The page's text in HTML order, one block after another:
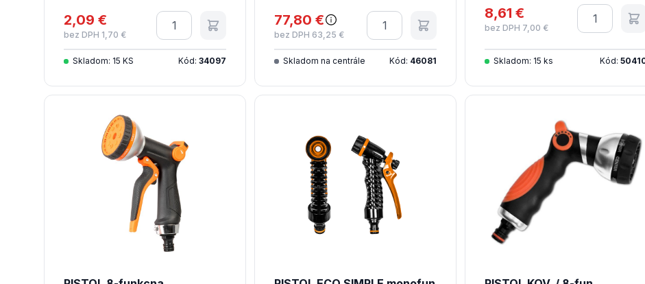
2,09 €
bez DPH 1,70 €
Množstvo
Skladom: 15 KS Kód: 34097
77,80 €
bez DPH 63,25 €
Množstvo
Skladom na centrále Kód: 46081
8,61 €
bez DPH 7,00 €
Množstvo
Skladom: 15 ks Kód: